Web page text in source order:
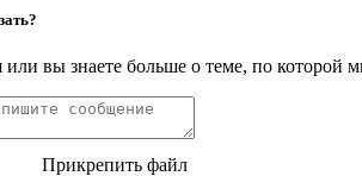
или вы знаете больше о теме, по
Прикрепить файл